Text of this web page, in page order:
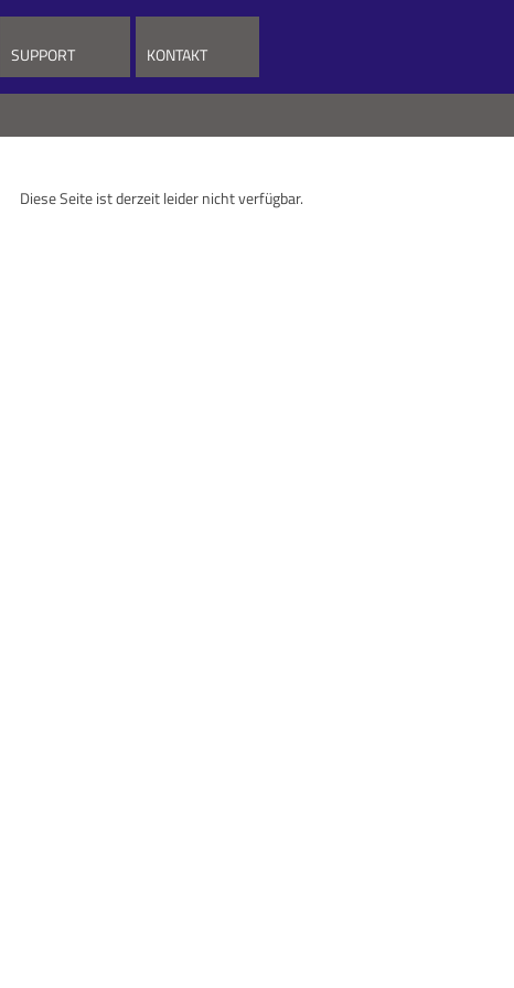
SUPPORT KONTAKT
Diese Seite ist derzeit leider nicht verfügbar.